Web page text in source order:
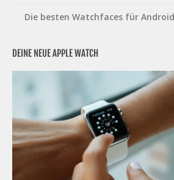
Die besten Watchfaces für
DEINE NEUE APPLE WATCH